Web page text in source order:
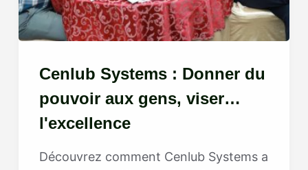
Cenlub Systems : Donner du
pouvoir aux gens, viser
l'excellence
Découvrez comment Cenlub Systems a